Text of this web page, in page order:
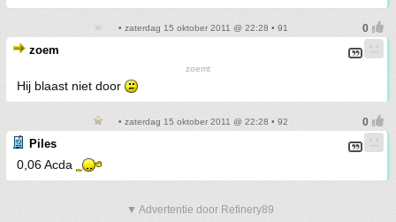
• zaterdag 15 oktober 2011 @ 22:28 • 91
zoem
zoemt
Hij blaast niet door
• zaterdag 15 oktober 2011 @ 22:28 • 92
Piles
0,06 Acda
▼ Advertentie door Refinery89